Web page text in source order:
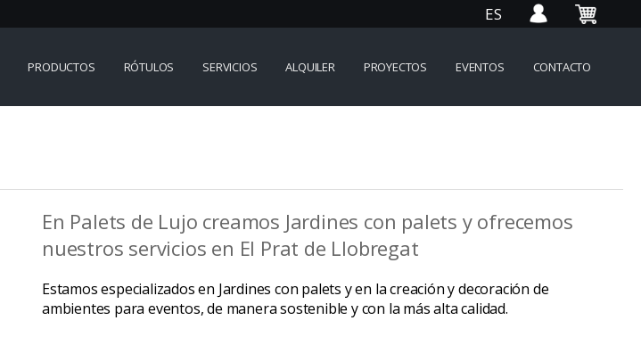
ES
PRODUCTOS RÓTULOS SERVICIOS ALQUILER PROYECTOS EVENTOS CONTACTO
En Palets de Lujo creamos Jardines con palets y ofrecemos
nuestros servicios en El Prat de Llobregat
Estamos especializados en Jardines con palets y en la creación y decoración de
ambientes para eventos, de manera sostenible y con la más alta calidad.